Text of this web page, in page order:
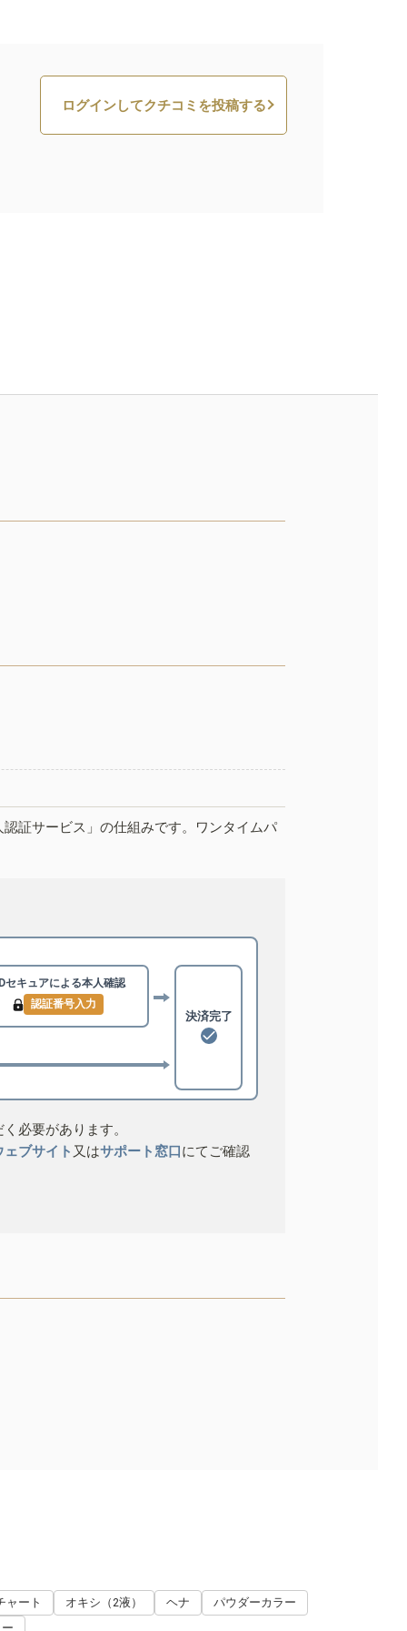
ログインしてクチコミを投稿する
証サービス」の仕組みです。ワンタイムパ
セキュアによる本人確認
認証番号入力
決済完了
必要があります。
ブサイト 又はサポート窓口にてご確認
ャート オキシ（2液） ヘナ
パウダーカラー